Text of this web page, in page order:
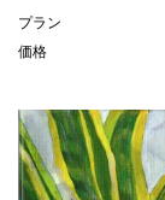
プラン
価格